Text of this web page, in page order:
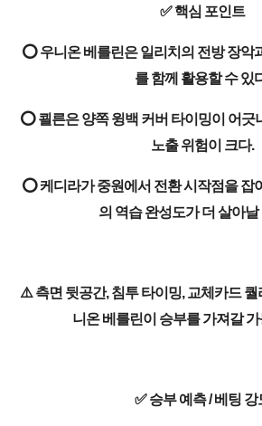
✅ 핵심 포인트
⭕ 우니온 베를린은 일리치의 전방 장악
를 함께 활용할 수 있
⭕ 쾰른은 양쪽 윙백 커버 타이밍이 어긋
노출 위험이 크다.
⭕ 케디라가 중원에서 전환 시작점을 잡
의 역습 완성도가 더 살아날
⚠️ 측면 뒷공간, 침투 타이밍, 교체카드
니온 베를린이 승부를 가져갈
✅ 승부 예측 / 베팅 강